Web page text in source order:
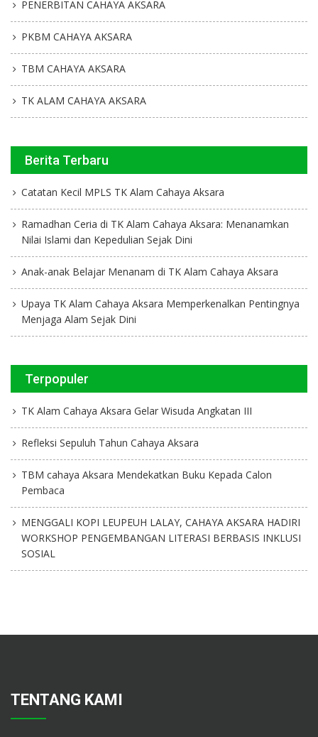
PENERBITAN CAHAYA AKSARA
PKBM CAHAYA AKSARA
TBM CAHAYA AKSARA
TK ALAM CAHAYA AKSARA
Berita Terbaru
Catatan Kecil MPLS TK Alam Cahaya Aksara
Ramadhan Ceria di TK Alam Cahaya Aksara: Menanamkan
Nilai Islami dan Kepedulian Sejak Dini
Anak-anak Belajar Menanam di TK Alam Cahaya Aksara
Upaya TK Alam Cahaya Aksara Memperkenalkan Pentingnya
Menjaga Alam Sejak Dini
Terpopuler
TK Alam Cahaya Aksara Gelar Wisuda Angkatan III
Refleksi Sepuluh Tahun Cahaya Aksara
TBM cahaya Aksara Mendekatkan Buku Kepada Calon
Pembaca
MENGGALI KOPI LEUPEUH LALAY, CAHAYA AKSARA HADIRI
WORKSHOP PENGEMBANGAN LITERASI BERBASIS INKLUSI
SOSIAL
TENTANG KAMI